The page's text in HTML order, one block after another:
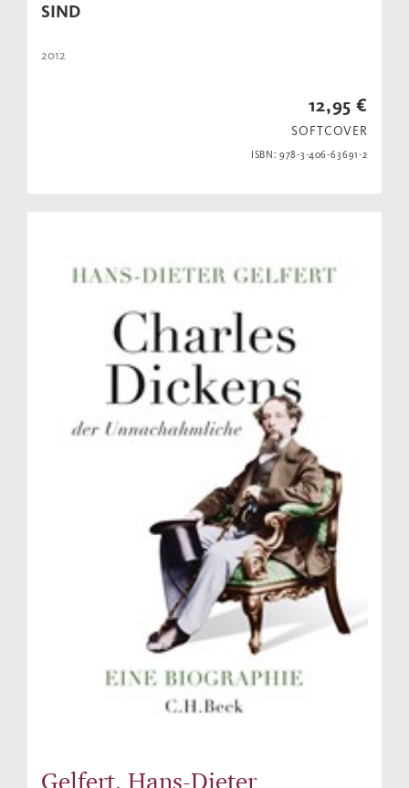
SIND
2012
12,95 €
SOFTCOVER
ISBN: 978-3-406-63691-2
Gelfert, Hans-Dieter